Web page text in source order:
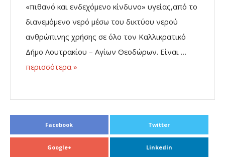
«πιθανό και ενδεχόμενο κίνδυνο» υγείας,από το
διανεμόμενο νερό μέσω του δικτύου νερού
ανθρώπινης χρήσης σε όλο τον Καλλικρατικό
Δήμο Λουτρακίου – Αγίων Θεοδώρων. Είναι …
περισσότερα »
Facebook Twitter
Google+ Linkedin